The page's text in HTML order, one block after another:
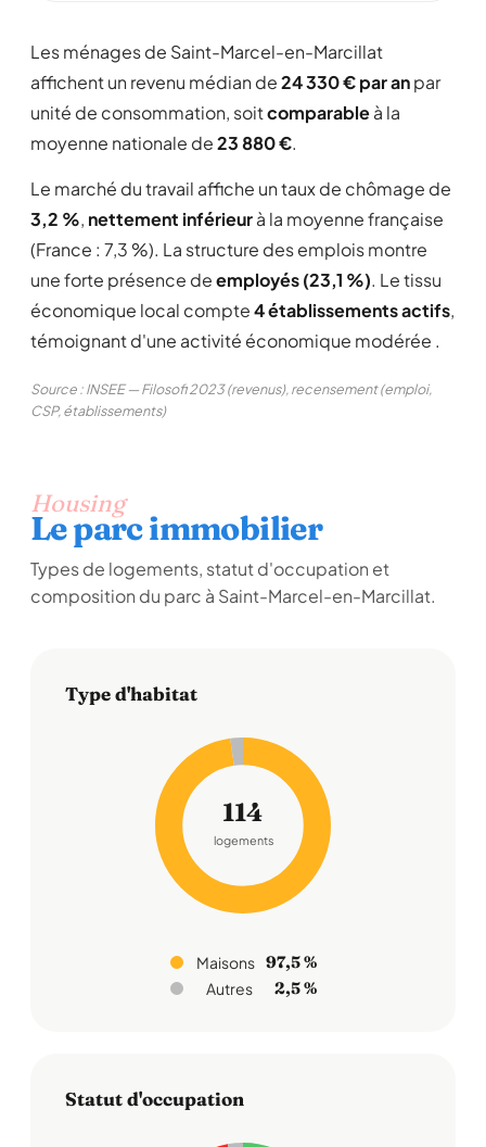
Les ménages de Saint-Marcel-en-Marcillat
affichent un revenu médian de24 330 € par anpar
unité de consommation, soitcomparableà la
moyenne nationale de23 880 €.
Le marché du travail affiche un taux de chômage de
3,2 %, nettement inférieurà la moyenne française
(France : 7,3 %). La structure des emplois montre
une forte présence deemployés (23,1 %). Le tissu
économique local compte4 établissements actifs,
témoignant d'une activité économique modérée .
Source : INSEE — Filosofi 2023 (revenus), recensement (emploi,
CSP, établissements)
Housing
Le parc immobilier
Types de logements, statut d'occupation et
composition du parc à Saint-Marcel-en-Marcillat.
Type d'habitat
114
logements
Maisons 97,5 %
Autres 2,5 %
Statut d'occupation